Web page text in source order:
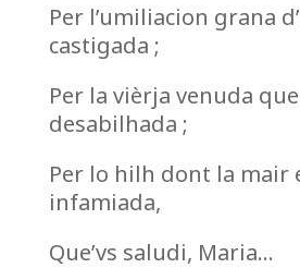
Per l’umiliacion grana
castigada ;
Per la vièrja venuda
desabilhada ;
Per lo hilh dont la mair
infamiada,
Que’vs saludi, Maria…